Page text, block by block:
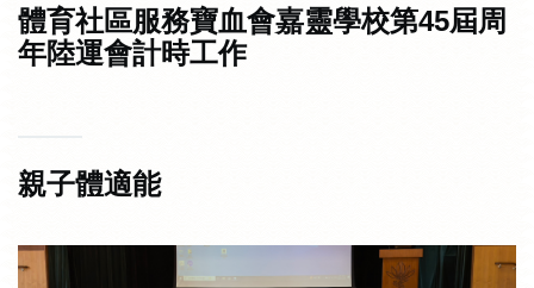
體育社區服務寶血會嘉靈學校第45屆周
年陸運會計時工作
親子體適能